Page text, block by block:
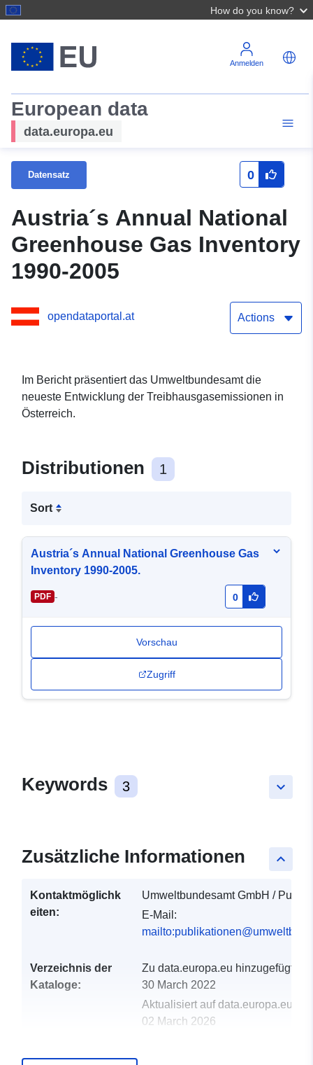
How do you know?
Anmelden
European data
data.europa.eu
Datensatz 0
Austria´s Annual National
Greenhouse Gas Inventory
1990-2005
opendataportal.at Actions
Im Bericht präsentiert das Umweltbundesamt die
neueste Entwicklung der Treibhausgasemissionen in
Österreich.
Distributionen 1
Sort
Austria´s Annual National Greenhouse Gas
Inventory 1990-2005.
PDF - 0
Vorschau
Zugriff
keyboard_arrow_down
Keywords 3
keyboard_arrow_up
Zusätzliche Informationen
Kontaktmöglichk
eiten:
Umweltbundesamt GmbH /
E-Mail:
Verzeichnis der
Kataloge:
Zu data.europa.eu hinzugefügt:
30 March 2022
Aktualisiert auf data.europa.eu:
02 March 2026
uriRef: